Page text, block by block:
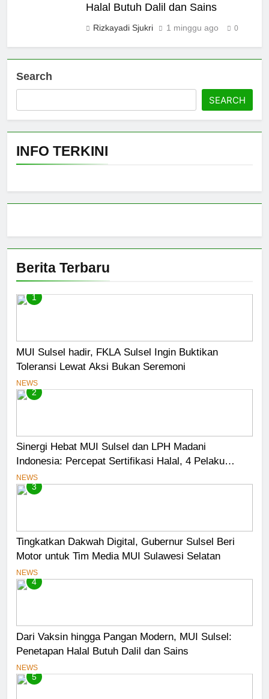
Halal Butuh Dalil dan Sains
Rizkayadi Sjukri 1 minggu ago 0
Search
SEARCH
INFO TERKINI
Berita Terbaru
1
MUI Sulsel hadir, FKLA Sulsel Ingin Buktikan
Toleransi Lewat Aksi Bukan Seremoni
NEWS
2
Sinergi Hebat MUI Sulsel dan LPH Madani
Indonesia: Percepat Sertifikasi Halal, 4 Pelaku
Usaha Mikro Lulus Sidang Fatwa
NEWS
3
Tingkatkan Dakwah Digital, Gubernur Sulsel Beri
Motor untuk Tim Media MUI Sulawesi Selatan
NEWS
4
Dari Vaksin hingga Pangan Modern, MUI Sulsel:
Penetapan Halal Butuh Dalil dan Sains
NEWS
5